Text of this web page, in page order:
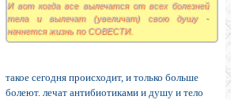
И вот когда все вылечатся от всех болезней
тела и вылечат (увеличат) свою душу -
начнется жизнь по СОВЕСТИ.
такое сегодня происходит, и только больше
болеют. лечат антибиотиками и душу и тело